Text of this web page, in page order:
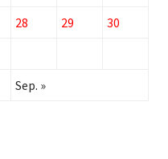
28 29
30
Sep. »